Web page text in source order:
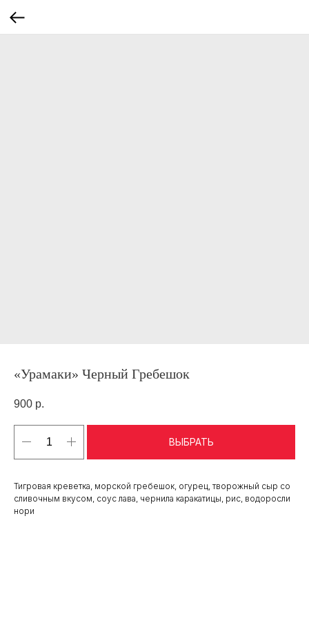
«Урамаки» Черный Гребешок
900 р.
ВЫБРАТЬ
Тигровая креветка, морской гребешок, огурец, творожный сыр со
сливочным вкусом, соус лава, чернила каракатицы, рис, водоросли
нори